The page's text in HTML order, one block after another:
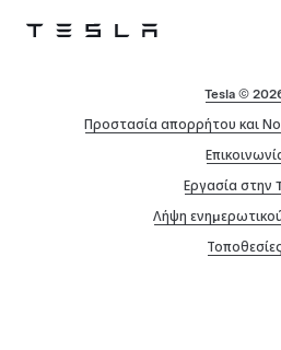
Tesla
Tesla ©
Προστασία απορρήτου και
Εργασία στην
Λήψη
Τοποθεσίες